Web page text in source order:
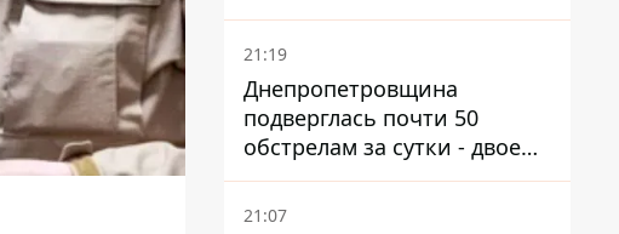
21:19
Днепропетровщина
подверглась почти 50
обстрелам за сутки - двое
погибших, шесть
пострадавших
21:07